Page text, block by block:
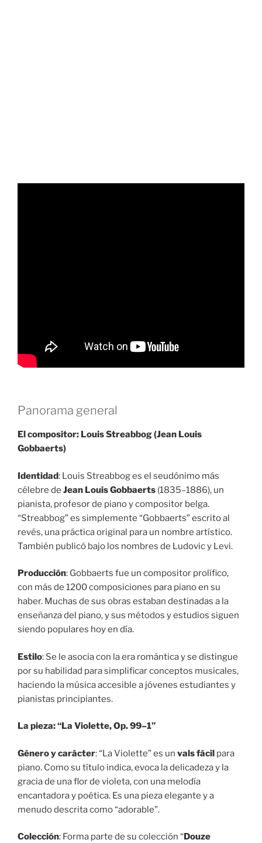
Panorama general
El compositor: Louis Streabbog (Jean Louis
Gobbaerts)
Identidad: Louis Streabbog es el seudónimo más
célebre de Jean Louis Gobbaerts (1835–1886), un
pianista, profesor de piano y compositor belga.
“Streabbog” es simplemente “Gobbaerts” escrito al
revés, una práctica original para un nombre artístico.
También publicó bajo los nombres de Ludovic y Levi.
Producción: Gobbaerts fue un compositor prolífico,
con más de 1200 composiciones para piano en su
haber. Muchas de sus obras estaban destinadas a la
enseñanza del piano, y sus métodos y estudios siguen
siendo populares hoy en día.
Estilo: Se le asocia con la era romántica y se distingue
por su habilidad para simplificar conceptos musicales,
haciendo la música accesible a jóvenes estudiantes y
pianistas principiantes.
La pieza: “La Violette, Op. 99–1”
Género y carácter: “La Violette” es un vals fácil para
piano. Como su título indica, evoca la delicadeza y la
gracia de una flor de violeta, con una melodía
encantadora y poética. Es una pieza elegante y a
menudo descrita como “adorable”.
Colección: Forma parte de su colección “Douze